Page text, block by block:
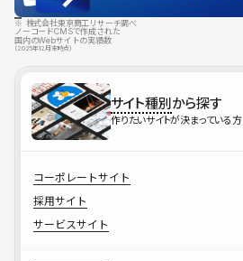
※ 株式会社東京商工リサーチ調べ
ノーコードCMSで作成された
国内のWebサイトの実績数
（2025年12月末時点）
サイト種別から探す
作りたいサイトが決まっている方
コーポレートサイト
採用サイト
サービスサイト